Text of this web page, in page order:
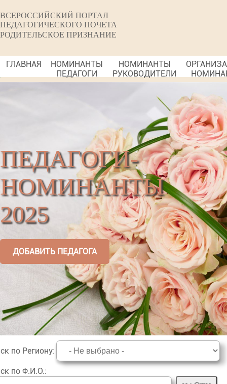
ВСЕРОССИЙСКИЙ ПОРТАЛ
ПЕДАГОГИЧЕСКОГО ПОЧЕТА
РОДИТЕЛЬСКОЕ ПРИЗНАНИЕ
ГЛАВНАЯ
НОМИНАНТЫ
ПЕДАГОГИ
НОМИНАНТЫ
РУКОВОДИТЕЛИ
ПЕДАГОГИ-
НОМИНАНТЫ
2025
ДОБАВИТЬ ПЕДАГОГА
по Региону:
по Ф.И.О.: